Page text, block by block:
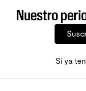
Nuestro
Si ya